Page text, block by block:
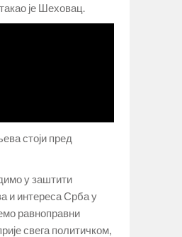
је Шеховац.
стоји пред
у заштити
и интереса Срба у
равноправни
свега политичком,